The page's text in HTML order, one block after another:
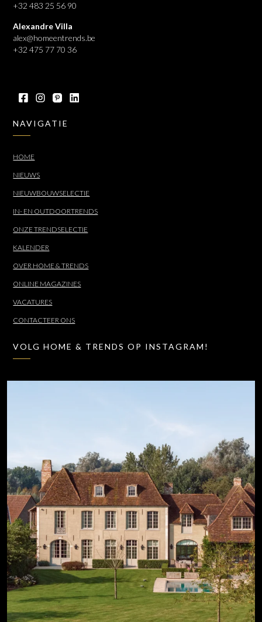
+32 483 25 56 90
Alexandre Villa
alex@homeentrends.be
+32 475 77 70 36
NAVIGATIE
HOME
NIEUWS
NIEUWBOUWSELECTIE
IN- EN OUTDOORTRENDS
ONZE TRENDSELECTIE
KALENDER
OVER HOME & TRENDS
ONLINE MAGAZINES
VACATURES
CONTACTEER ONS
VOLG HOME & TRENDS OP INSTAGRAM!